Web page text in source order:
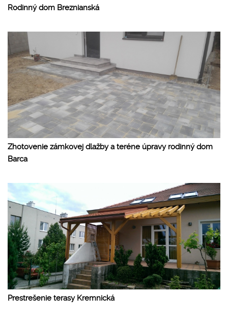
Rodinný dom Breznianská
Zhotovenie zámkovej dlažby a teréne úpravy rodinný dom
Barca
Prestrešenie terasy Kremnická